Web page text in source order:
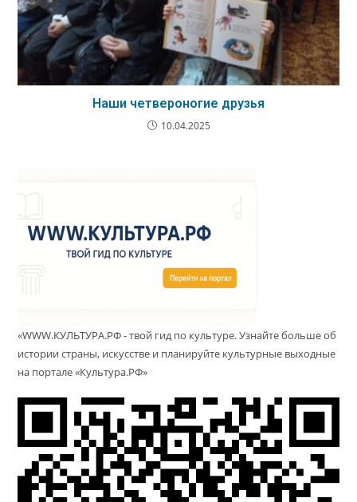
Наши четвероногие друзья
10.04.2025
«WWW.КУЛЬТУРА.РФ - твой гид по культуре. Узнайте больше об
истории страны, искусстве и планируйте культурные выходные
на портале «Культура.РФ»